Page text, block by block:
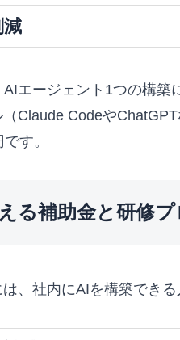
エージェント1つの構
Claude Codeや
す。
る補助金と研修
、社内にAIを構築でき